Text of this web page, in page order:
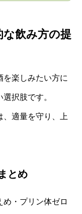
飲み方の提
を楽しみたい方に
択肢です。
、適量を守り、上
とめ
・プリン体ゼロ